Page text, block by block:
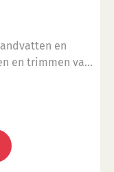
en
en trimmen van